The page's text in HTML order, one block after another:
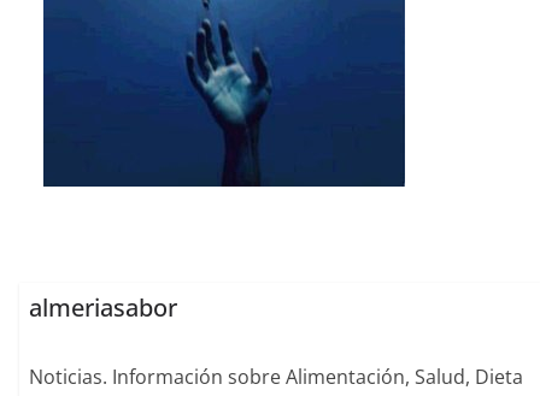
almeriasabor
Noticias. Información sobre Alimentación, Salud, Dieta